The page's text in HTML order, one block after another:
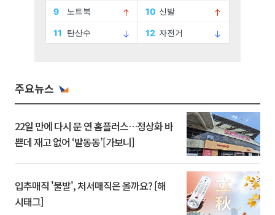
주요뉴스
22일 만에 다시 문 연 홈플러스…정상화 바
쁜데 재고 없어 ‘발동동’[가보니]
입추매직 '불발', 처서매직은 올까요? [해
시태그]